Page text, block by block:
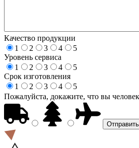
Качество продукции
1
2 3 4
5
Уровень сервиса
1
2 3 4
5
Срок изготовления
1
2 3 4
5
Пожалуйста, докажите, что вы